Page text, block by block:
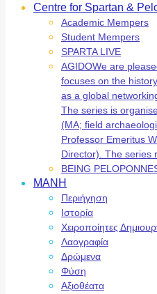
Centre for Spartan &
Academic Mempers
Student Mempers
SPARTA LIVE
AGIDOWe are
focuses on the
as a global
The series is
(MA; field
Professor Emeritus
Director). The series
BEING
ΜΑΝΗ
Περιήγηση
Ιστορία
Χειροποίητες
Λαογραφία
Δρώμενα
Φύση
Αξιοθέατα